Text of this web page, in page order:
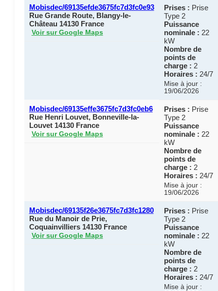
Mobisdec/69135efde3675fc7d3fc0e93
Rue Grande Route, Blangy-le-
Château 14130 France
Voir sur Google Maps
Prises : Prise
Type 2
Puissance
nominale : 22
kW
Nombre de
points de
charge : 2
Horaires : 24/7
Mise à jour :
19/06/2026
Mobisdec/69135effe3675fc7d3fc0eb6
Rue Henri Louvet, Bonneville-la-
Louvet 14130 France
Voir sur Google Maps
Prises : Prise
Type 2
Puissance
nominale : 22
kW
Nombre de
points de
charge : 2
Horaires : 24/7
Mise à jour :
19/06/2026
Mobisdec/69135f26e3675fc7d3fc1280
Rue du Manoir de Prie,
Coquainvilliers 14130 France
Voir sur Google Maps
Prises : Prise
Type 2
Puissance
nominale : 22
kW
Nombre de
points de
charge : 2
Horaires : 24/7
Mise à jour :